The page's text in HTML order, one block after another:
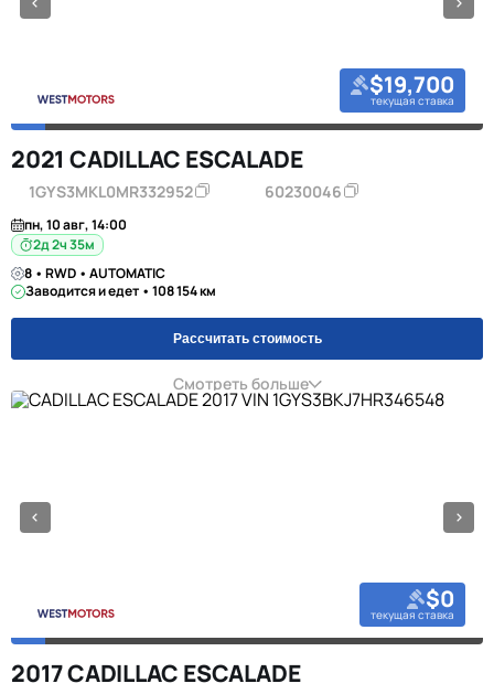
$19,700
текущая ставка
2021 CADILLAC ESCALADE
1GYS3MKL0MR332952 60230046
пн, 10 авг, 14:00
2д 2ч 35м
8 • RWD • AUTOMATIC
Заводится и едет • 108 154 км
Рассчитать стоимость
Смотреть больше
$0
текущая ставка
2017 CADILLAC ESCALADE